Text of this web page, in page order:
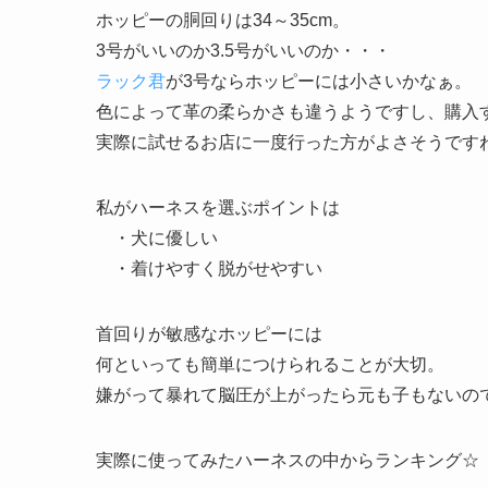
ホッピーの胴回りは34～35cm。
3号がいいのか3.5号がいいのか・・・
ラック君が3号ならホッピーには小さいかなぁ。
色によって革の柔らかさも違うようですし、購入
実際に試せるお店に一度行った方がよさそうです
私がハーネスを選ぶポイントは
・犬に優しい
・着けやすく脱がせやすい
首回りが敏感なホッピーには
何といっても簡単につけられることが大切。
嫌がって暴れて脳圧が上がったら元も子もないの
実際に使ってみたハーネスの中からランキング☆